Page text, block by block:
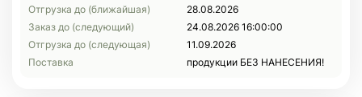
Отгрузка до (ближайшая)
28.08.2026
Заказ до (следующий)
24.08.2026 16:00:00
Отгрузка до (следующая)
11.09.2026
Поставка
продукции БЕЗ НАНЕСЕНИЯ!